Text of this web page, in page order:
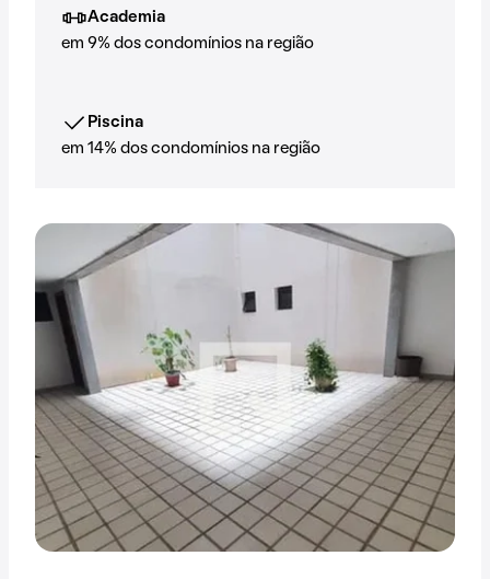
Academia
em 9% dos condomínios na região
Piscina
em 14% dos condomínios na região